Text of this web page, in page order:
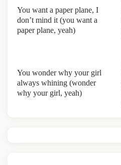
You want a paper plane, I
don’t mind it (you want a
paper plane, yeah)
You wonder why your girl
always whining (wonder
why your girl, yeah)